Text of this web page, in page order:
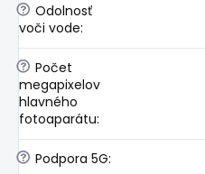
? Odolnosť
voči vode:
? Počet
megapixelov
hlavného
fotoaparátu:
? Podpora 5G: